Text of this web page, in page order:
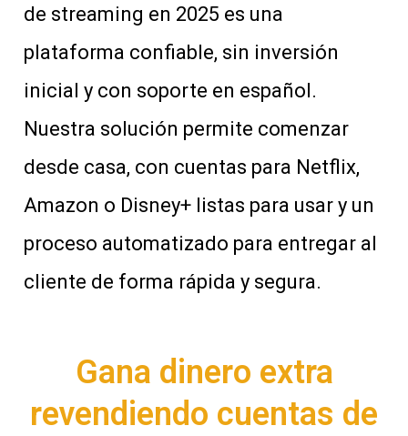
de streaming en 2025 es una
plataforma confiable, sin inversión
inicial y con soporte en español.
Nuestra solución permite comenzar
desde casa, con cuentas para Netflix,
Amazon o Disney+ listas para usar y un
proceso automatizado para entregar al
cliente de forma rápida y segura.
Gana dinero extra
revendiendo cuentas de